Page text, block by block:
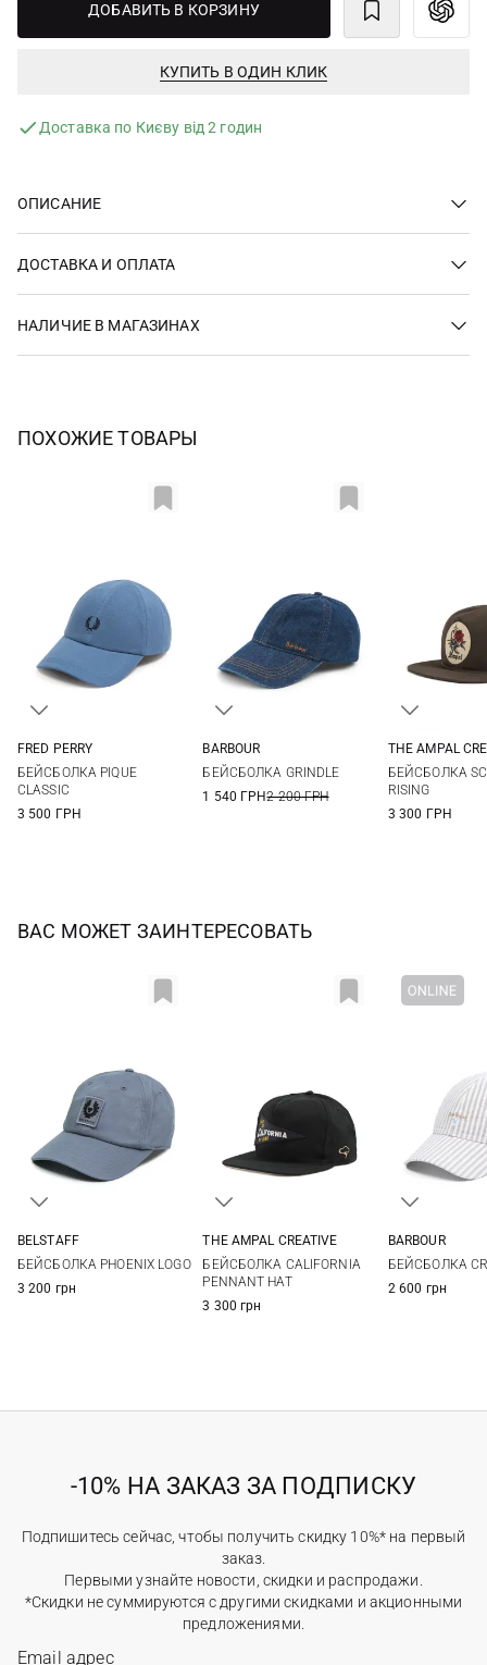
ДОБАВИТЬ В КОРЗИНУ
КУПИТЬ В ОДИН КЛИК
Доставка по Києву від 2 годин
ОПИСАНИЕ
ДОСТАВКА И ОПЛАТА
НАЛИЧИЕ В МАГАЗИНАХ
ПОХОЖИЕ ТОВАРЫ
FRED PERRY
БЕЙСБОЛКА PIQUE
CLASSIC
3 500 ГРН
BARBOUR
БЕЙСБОЛКА GRINDLE
1 540 ГРН2 200 ГРН
THE AMPAL
БЕЙСБОЛКА
RISING
3 300 ГРН
ВАС МОЖЕТ ЗАИНТЕРЕСОВАТЬ
BELSTAFF
БЕЙСБОЛКА PHOENIX LOGO
3 200 грн
THE AMPAL CREATIVE
БЕЙСБОЛКА CALIFORNIA
PENNANT HAT
3 300 грн
BARBOUR
БЕЙСБОЛКА
2 600 грн
-10% НА ЗАКАЗ ЗА ПОДПИСКУ
Подпишитесь сейчас, чтобы получить скидку 10%* на первый
заказ.
Первыми узнайте новости, скидки и распродажи.
*Скидки не суммируются с другими скидками и акционными
предложениями.